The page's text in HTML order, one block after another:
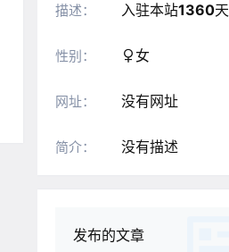
描述： 入驻本站1360天
性别： 女
网址： 没有网址
简介： 没有描述
发布的文章